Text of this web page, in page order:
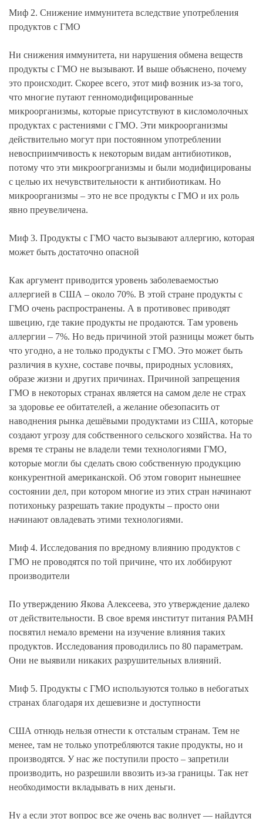
Миф 2. Снижение иммунитета вследствие употребления
продуктов с ГМО
Ни снижения иммунитета, ни нарушения обмена веществ
продукты с ГМО не вызывают. И выше объяснено, почему
это происходит. Скорее всего, этот миф возник из-за того,
что многие путают генномодифицированные
микроорганизмы, которые присутствуют в кисломолочных
продуктах с растениями с ГМО. Эти микроорганизмы
действительно могут при постоянном употреблении
невосприимчивость к некоторым видам антибиотиков,
потому что эти микроогрганизмы и были модифицированы
с целью их нечувствительности к антибиотикам. Но
микроорганизмы – это не все продукты с ГМО и их роль
явно преувеличена.
Миф 3. Продукты с ГМО часто вызывают аллергию, которая
может быть достаточно опасной
Как аргумент приводится уровень заболеваемостью
аллергией в США – около 70%. В этой стране продукты с
ГМО очень распространены. А в противовес приводят
швецию, где такие продукты не продаются. Там уровень
аллергии – 7%. Но ведь причиной этой разницы может быть
что угодно, а не только продукты с ГМО. Это может быть
различия в кухне, составе почвы, природных условиях,
образе жизни и других причинах. Причиной запрещения
ГМО в некоторых странах является на самом деле не страх
за здоровье ее обитателей, а желание обезопасить от
наводнения рынка дешёвыми продуктами из США, которые
создают угрозу для собственного сельского хозяйства. На то
время те страны не владели теми технологиями ГМО,
которые могли бы сделать свою собственную продукцию
конкурентной американской. Об этом говорит нынешнее
состоянии дел, при котором многие из этих стран начинают
потихоньку разрешать такие продукты – просто они
начинают овладевать этими технологиями.
Миф 4. Исследования по вредному влиянию продуктов с
ГМО не проводятся по той причине, что их лоббируют
производители
По утверждению Якова Алексеева, это утверждение далеко
от действительности. В свое время институт питания РАМН
посвятил немало времени на изучение влияния таких
продуктов. Исследования проводились по 80 параметрам.
Они не выявили никаких разрушительных влияний.
Миф 5. Продукты с ГМО используются только в небогатых
странах благодаря их дешевизне и доступности
США отнюдь нельзя отнести к отсталым странам. Тем не
менее, там не только употребляются такие продукты, но и
производятся. У нас же поступили просто – запретили
производить, но разрешили ввозить из-за границы. Так нет
необходимости вкладывать в них деньги.
Ну а если этот вопрос все же очень вас волнует — найдутся